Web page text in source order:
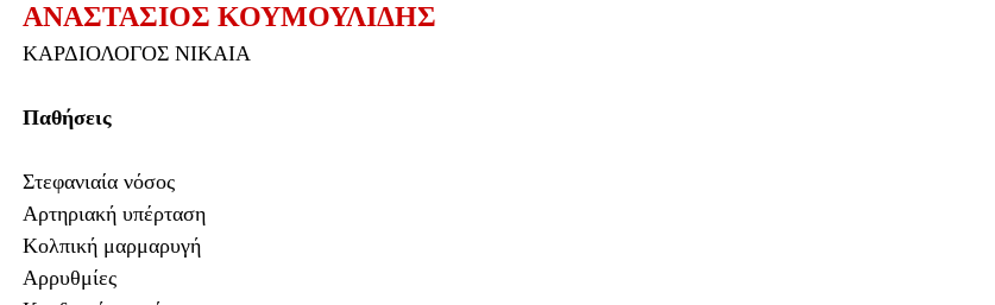
ΑΝΑΣΤΑΣΙΟΣ ΚΟΥΜΟΥΛΙΔΗΣ
ΚΑΡΔΙΟΛΟΓΟΣ ΝΙΚΑΙΑ
Παθήσεις
Στεφανιαία νόσος
Αρτηριακή υπέρταση
Κολπική μαρμαρυγή
Αρρυθμίες